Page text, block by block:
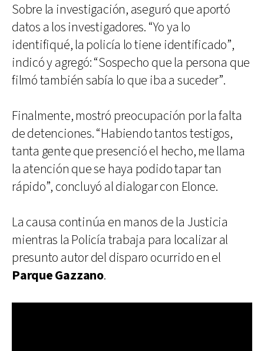
Sobre la investigación, aseguró que aportó
datos a los investigadores. “Yo ya lo
identifiqué, la policía lo tiene identificado”,
indicó y agregó: “Sospecho que la persona que
filmó también sabía lo que iba a suceder”.
Finalmente, mostró preocupación por la falta
de detenciones. “Habiendo tantos testigos,
tanta gente que presenció el hecho, me llama
la atención que se haya podido tapar tan
rápido”, concluyó al dialogar con Elonce.
La causa continúa en manos de la Justicia
mientras la Policía trabaja para localizar al
presunto autor del disparo ocurrido en el
Parque Gazzano.